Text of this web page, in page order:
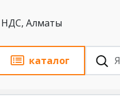
KZT, с НДС, Алматы
каталог